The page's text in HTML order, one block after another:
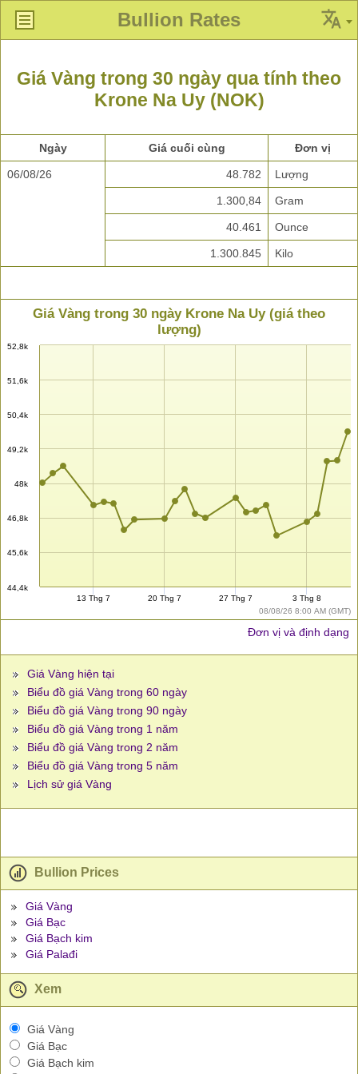
Bullion Rates
Giá Vàng trong 30 ngày qua tính theo
Krone Na Uy (NOK)
Ngày Giá cuối cùng Đơn vị
06/08/26 48.782 Lượng
1.300,84 Gram
40.461 Ounce
1.300.845 Kilo
08/08/26 8:00 AM (GMT)
Giá Vàng trong 30 ngày Krone Na Uy (giá theo
lượng)
44,4k
45,6k
46,8k
48k
49,2k
50,4k
51,6k
52,8k
13 Thg 7 20 Thg 7 27 Thg 7 3 Thg 8
Đơn vị và định dạng
Giá Vàng hiện tại
Biểu đồ giá Vàng trong 60 ngày
Biểu đồ giá Vàng trong 90 ngày
Biểu đồ giá Vàng trong 1 năm
Biểu đồ giá Vàng trong 2 năm
Biểu đồ giá Vàng trong 5 năm
Lịch sử giá Vàng
Bullion Prices
Giá Vàng
Giá Bạc
Giá Bạch kim
Giá Palađi
Xem
Giá Vàng
Giá Bạc
Giá Bạch kim